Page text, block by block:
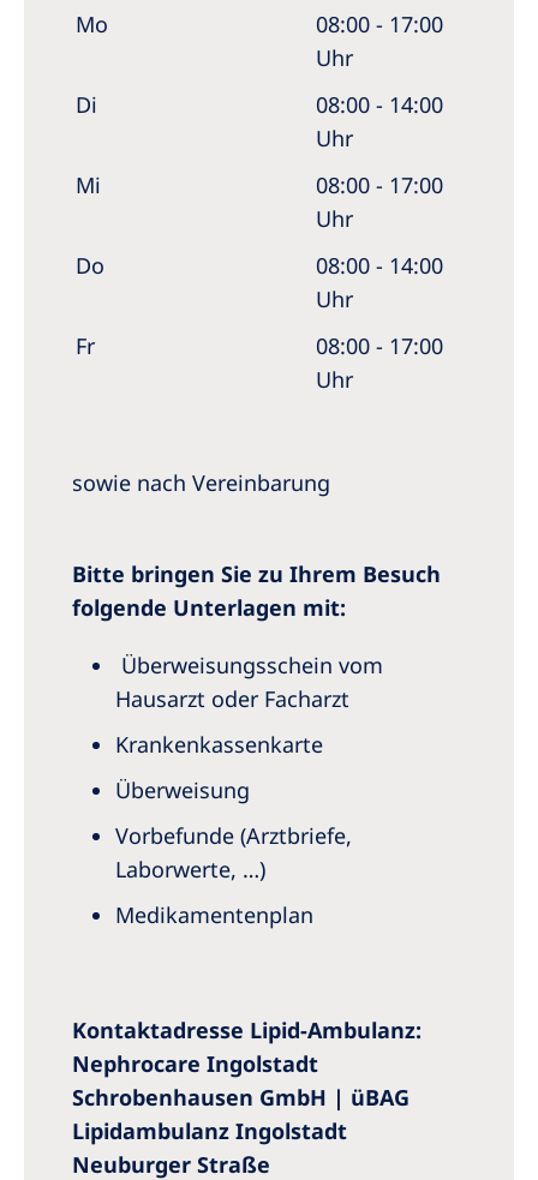
Mo
08:00 - 17:00
Uhr
Di
08:00 - 14:00
Uhr
Mi
08:00 - 17:00
Uhr
Do
08:00 - 14:00
Uhr
Fr
08:00 - 17:00
Uhr
sowie nach Vereinbarung
Bitte bringen Sie zu Ihrem Besuch
folgende Unterlagen mit:
Überweisungsschein vom
Hausarzt oder Facharzt
Krankenkassenkarte
Überweisung
Vorbefunde (Arztbriefe,
Laborwerte, …)
Medikamentenplan
Kontaktadresse Lipid-Ambulanz:
Nephrocare Ingolstadt
Schrobenhausen GmbH | üBAG
Lipidambulanz Ingolstadt
Neuburger Straße